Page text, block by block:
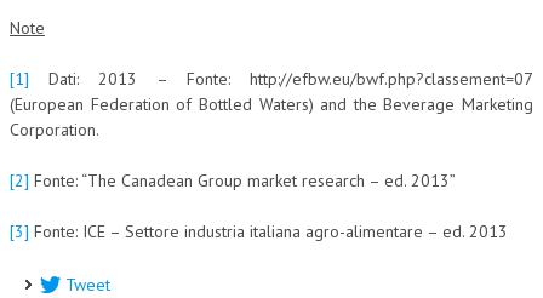
Note
[1] Dati: 2013 – Fonte: http://efbw.eu/bwf.php?classement=07
(European Federation of Bottled Waters) and the Beverage Marketing
Corporation.
[2] Fonte: “The Canadean Group market research – ed. 2013”
[3] Fonte: ICE – Settore industria italiana agro-alimentare – ed. 2013
Tweet